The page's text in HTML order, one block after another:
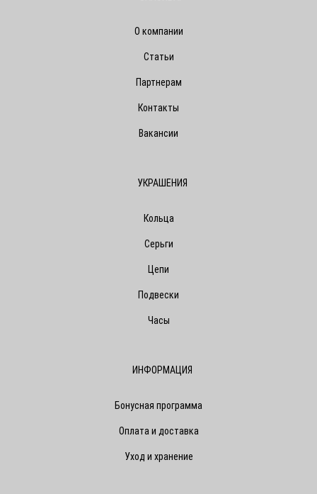
О компании
Статьи
Партнерам
Контакты
Вакансии
УКРАШЕНИЯ
Кольца
Серьги
Цепи
Подвески
Часы
ИНФОРМАЦИЯ
Бонусная программа
Оплата и доставка
Уход и хранение